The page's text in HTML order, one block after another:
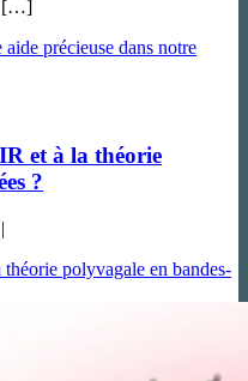
[…]
précieuse dans notre
et à la théorie
?
|
polyvagale en bandes-